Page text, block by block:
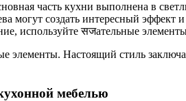
часть кухни выполнена в
могут создать интересный эффект и
используйте सजательные
элементы. Настоящий стиль
мебелью